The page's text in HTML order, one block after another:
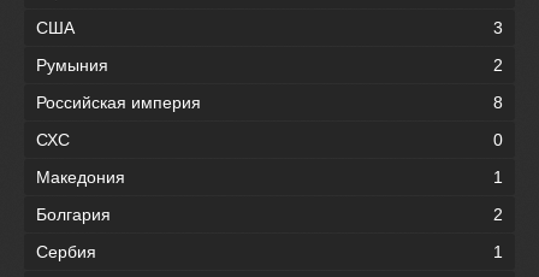
США
3
Румыния
2
Российская империя
8
СХС
0
Македония
1
Болгария
2
Сербия
1